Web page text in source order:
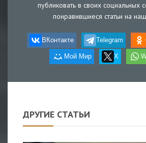
публиковать в своих социальных
понравившиеся статьи на
ВКонтакте Telegram
Мой Мир X
ДРУГИЕ СТАТЬИ